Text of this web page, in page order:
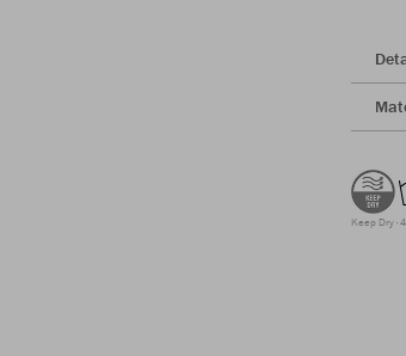
Keep Dry